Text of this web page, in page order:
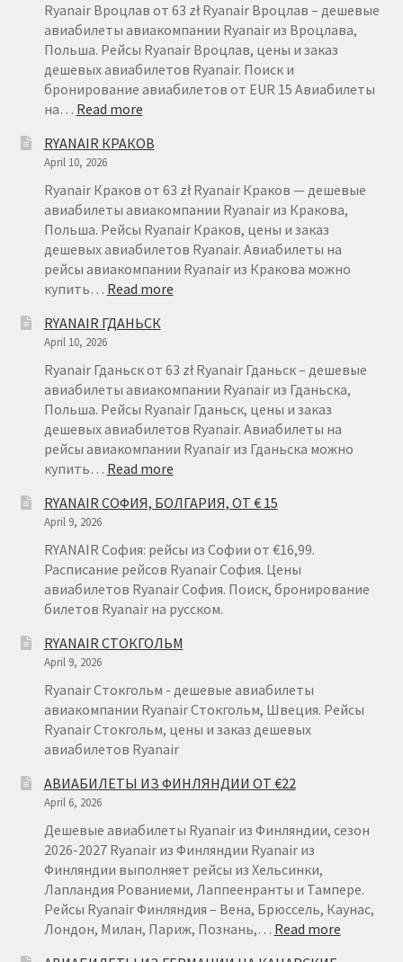
Ryanair Вроцлав от 63 zł Ryanair Вроцлав – дешевые
авиабилеты авиакомпании Ryanair из Вроцлава,
Польша. Рейсы Ryanair Вроцлав, цены и заказ
дешевых авиабилетов Ryanair. Поиск и
бронирование авиабилетов от EUR 15 Авиабилеты
на… Read more:
ВРОЦЛАВ
RYANAIR КРАКОВ
April 10, 2026
Ryanair Краков от 63 zł Ryanair Краков — дешевые
авиабилеты авиакомпании Ryanair из Кракова,
Польша. Рейсы Ryanair Краков, цены и заказ
дешевых авиабилетов Ryanair. Авиабилеты на
рейсы авиакомпании Ryanair из Кракова можно
купить… Read more:
RYANAIR ГДАНЬСК
April 10, 2026
Ryanair Гданьск от 63 zł Ryanair Гданьск – дешевые
авиабилеты авиакомпании Ryanair из Гданьска,
Польша. Рейсы Ryanair Гданьск, цены и заказ
дешевых авиабилетов Ryanair. Авиабилеты на
рейсы авиакомпании Ryanair из Гданьска можно
купить… Read more:
ГДАНЬСК
RYANAIR СОФИЯ, БОЛГАРИЯ, ОТ € 15
April 9, 2026
RYANAIR София: рейсы из Софии от €16,99.
Расписание рейсов Ryanair София. Цены
авиабилетов Ryanair София. Поиск, бронирование
билетов Ryanair на русском.
RYANAIR СТОКГОЛЬМ
April 9, 2026
Ryanair Стокгольм - дешевые авиабилеты
авиакомпании Ryanair Стокгольм, Швеция. Рейсы
Ryanair Стокгольм, цены и заказ дешевых
авиабилетов Ryanair
АВИАБИЛЕТЫ ИЗ ФИНЛЯНДИИ ОТ €22
April 6, 2026
Дешевые авиабилеты Ryanair из Финляндии, сезон
2026-2027 Ryanair из Финляндии Ryanair из
Финляндии выполняет рейсы из Хельсинки,
Лапландия Рованиеми, Лаппеенранты и Тампере.
Рейсы Ryanair Финляндия – Вена, Брюссель, Каунас,
Лондон, Милан, Париж, Познань,… Read more: